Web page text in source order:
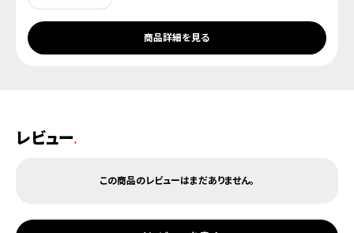
商品詳細を見る
レビュー.